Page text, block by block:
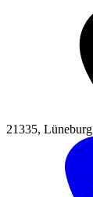
21335, Lüneburg